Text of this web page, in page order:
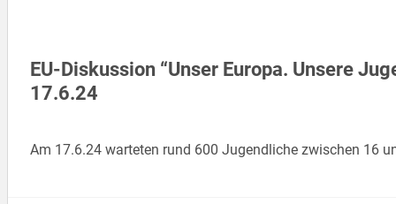
EU-Diskussion “Unser Europa. Unsere
17.6.24
Am 17.6.24 warteten rund 600 Jugendliche zwischen 16